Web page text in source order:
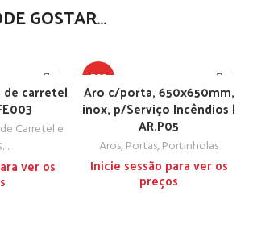
GOSTAR…
de carretel
Carretel e
ver os
TOP
Aro c/porta, 650x650mm,
inox, p/Serviço Incêndios |
AR.P05
Aros, Portas, Portinholas
Inicie sessão para ver os
preços